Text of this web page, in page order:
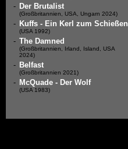
- Der Brutalist
(Großbritannien, USA, Ungarn 2024)
- Kuffs - Ein Kerl zum Schießen
(USA 1992)
- The Damned
(Großbritannien, Irland, Island, USA
2024)
- Belfast
(Großbritannien 2021)
- McQuade - Der Wolf
(USA 1983)